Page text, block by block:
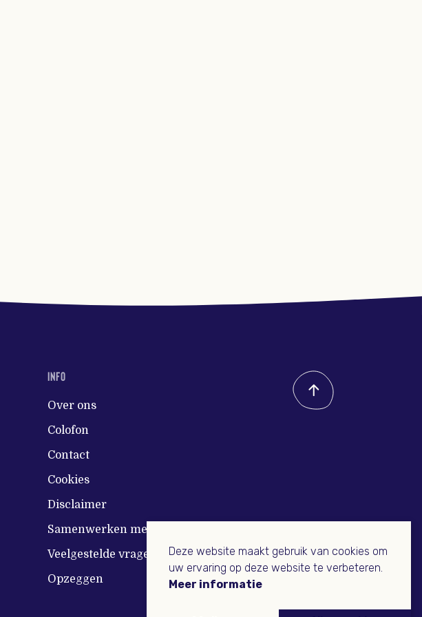
Deze website maakt gebruik van cookies om
uw ervaring op deze website te verbeteren.
Meer informatie
INFO
Over ons
Colofon
Contact
Cookies
Disclaimer
Samenwerken met Buitenleven
Veelgestelde vragen
Opzeggen